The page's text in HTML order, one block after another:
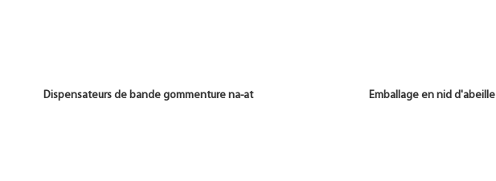
p1 Dispensateurs de bande gommenture na-at Emballage en nid d'abeille